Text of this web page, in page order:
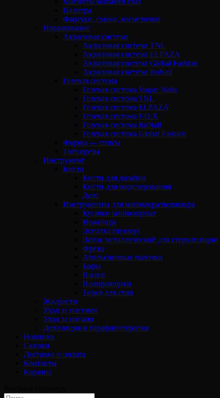
Палитра
Фартуки, сумки, косметички
Наращивание
Акриловая система
Акриловая система TNL
Акриловая система ELPAZA
Акриловая система Global Fashion
Акриловая система RuNail
Гелевая система
Гелевая система Vogue Nails
Гелевая система TNL
Гелевая система ELPAZA
Гелевая система F.O.X
Гелевая система RuNail
Гелевая система Global Fashion
Формы — типсы
Типсорезы
Инструмент
Кисти
Кисти для дизайна
Кисти для моделирования
Дотс
Инструменты для маникюра/педикюра
Кусачки маникюрные
Ножницы
Лопатка (пушер)
Лоток металлический для стерилизации
Фрезы
Апельсиновые палочки
Бафы
Пилки
Полировщики
Терки для стоп
Жидкости
Уход за ногтями
Уход за ногами
Депиляция и парафинотерапия
Новинки
Скидки
Доставка и оплата
Контакты
Корзина